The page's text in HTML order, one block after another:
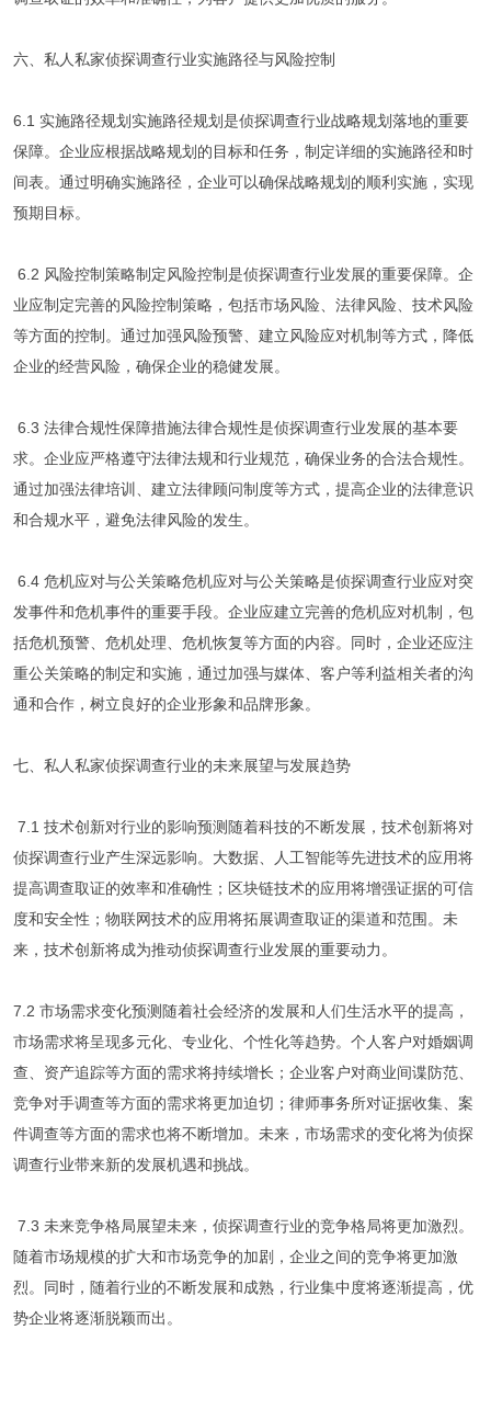
六、私人私家侦探调查行业实施路径与风险控制
6.1 实施路径规划实施路径规划是侦探调查行业战略规划落地的重要
保障。企业应根据战略规划的目标和任务，制定详细的实施路径和时
间表。通过明确实施路径，企业可以确保战略规划的顺利实施，实现
预期目标。
6.2 风险控制策略制定风险控制是侦探调查行业发展的重要保障。企
业应制定完善的风险控制策略，包括市场风险、法律风险、技术风险
等方面的控制。通过加强风险预警、建立风险应对机制等方式，降低
企业的经营风险，确保企业的稳健发展。
6.3 法律合规性保障措施法律合规性是侦探调查行业发展的基本要
求。企业应严格遵守法律法规和行业规范，确保业务的合法合规性。
通过加强法律培训、建立法律顾问制度等方式，提高企业的法律意识
和合规水平，避免法律风险的发生。
6.4 危机应对与公关策略危机应对与公关策略是侦探调查行业应对突
发事件和危机事件的重要手段。企业应建立完善的危机应对机制，包
括危机预警、危机处理、危机恢复等方面的内容。同时，企业还应注
重公关策略的制定和实施，通过加强与媒体、客户等利益相关者的沟
通和合作，树立良好的企业形象和品牌形象。
七、私人私家侦探调查行业的未来展望与发展趋势
7.1 技术创新对行业的影响预测随着科技的不断发展，技术创新将对
侦探调查行业产生深远影响。大数据、人工智能等先进技术的应用将
提高调查取证的效率和准确性；区块链技术的应用将增强证据的可信
度和安全性；物联网技术的应用将拓展调查取证的渠道和范围。未
来，技术创新将成为推动侦探调查行业发展的重要动力。
7.2 市场需求变化预测随着社会经济的发展和人们生活水平的提高，
市场需求将呈现多元化、专业化、个性化等趋势。个人客户对婚姻调
查、资产追踪等方面的需求将持续增长；企业客户对商业间谍防范、
竞争对手调查等方面的需求将更加迫切；律师事务所对证据收集、案
件调查等方面的需求也将不断增加。未来，市场需求的变化将为侦探
调查行业带来新的发展机遇和挑战。
7.3 未来竞争格局展望未来，侦探调查行业的竞争格局将更加激烈。
随着市场规模的扩大和市场竞争的加剧，企业之间的竞争将更加激
烈。同时，随着行业的不断发展和成熟，行业集中度将逐渐提高，优
势企业将逐渐脱颖而出。